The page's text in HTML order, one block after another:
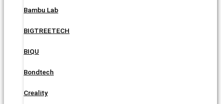
Bambu Lab
BIGTREETECH
BIQU
Bondtech
Creality